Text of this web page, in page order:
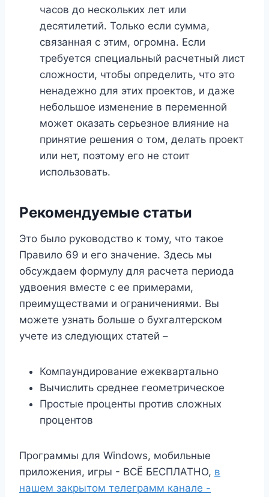
часов до нескольких лет или
десятилетий. Только если сумма,
связанная с этим, огромна. Если
требуется специальный расчетный лист
сложности, чтобы определить, что это
ненадежно для этих проектов, и даже
небольшое изменение в переменной
может оказать серьезное влияние на
принятие решения о том, делать проект
или нет, поэтому его не стоит
использовать.
Рекомендуемые статьи
Это было руководство к тому, что такое
Правило 69 и его значение. Здесь мы
обсуждаем формулу для расчета периода
удвоения вместе с ее примерами,
преимуществами и ограничениями. Вы
можете узнать больше о бухгалтерском
учете из следующих статей –
Компаундирование ежеквартально
Вычислить среднее геометрическое
Простые проценты против сложных
процентов
Программы для Windows, мобильные
приложения, игры - ВСЁ БЕСПЛАТНО, в
нашем закрытом телеграмм канале -